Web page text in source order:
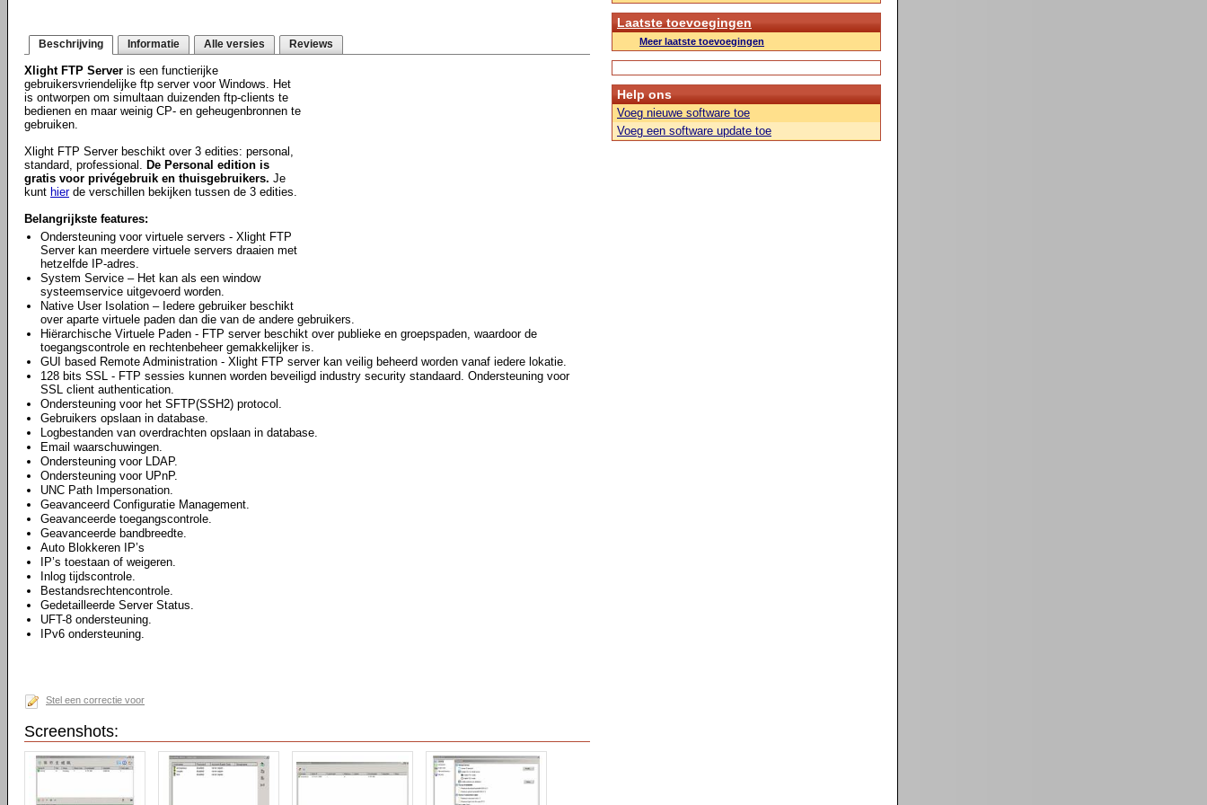
Beschrijving Informatie Alle versies Reviews
Xlight FTP Server is een functierijke
gebruikersvriendelijke ftp server voor Windows. Het
is ontworpen om simultaan duizenden ftp-clients te
bedienen en maar weinig CP- en geheugenbronnen te
gebruiken.
Xlight FTP Server beschikt over 3 edities: personal,
standard, professional. De Personal edition is
gratis voor privégebruik en thuisgebruikers. Je
kunt hierde verschillen bekijken tussen de 3 edities.
Belangrijkste features:
Ondersteuning voor virtuele servers - Xlight FTP
Server kan meerdere virtuele servers draaien met
hetzelfde IP-adres.
System Service – Het kan als een window
systeemservice uitgevoerd worden.
Native User Isolation – Iedere gebruiker beschikt
over aparte virtuele paden dan die van de andere gebruikers.
Hiërarchische Virtuele Paden - FTP server beschikt over publieke en groepspaden, waardoor de
toegangscontrole en rechtenbeheer gemakkelijker is.
GUI based Remote Administration - Xlight FTP server kan veilig beheerd worden vanaf iedere lokatie.
128 bits SSL - FTP sessies kunnen worden beveiligd industry security standaard. Ondersteuning voor
SSL client authentication.
Ondersteuning voor het SFTP(SSH2) protocol.
Gebruikers opslaan in database.
Logbestanden van overdrachten opslaan in database.
Email waarschuwingen.
Ondersteuning voor LDAP.
Ondersteuning voor UPnP.
UNC Path Impersonation.
Geavanceerd Configuratie Management.
Geavanceerde toegangscontrole.
Geavanceerde bandbreedte.
Auto Blokkeren IP’s
IP’s toestaan of weigeren.
Inlog tijdscontrole.
Bestandsrechtencontrole.
Gedetailleerde Server Status.
UFT-8 ondersteuning.
IPv6 ondersteuning.
Stel een correctie voor
Screenshots:
Laatste toevoegingen
Meer laatste toevoegingen
Help ons
Voeg nieuwe software toe
Voeg een software update toe